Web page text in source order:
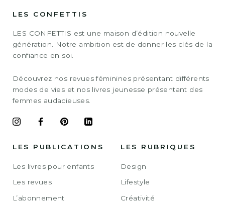
LES CONFETTIS
LES CONFETTIS est une maison d’édition nouvelle
génération. Notre ambition est de donner les clés de la
confiance en soi.
Découvrez nos revues féminines présentant différents
modes de vies et nos livres jeunesse présentant des
femmes audacieuses.
LES PUBLICATIONS
Les livres pour enfants
Les revues
L’abonnement
LES RUBRIQUES
Design
Lifestyle
Créativité